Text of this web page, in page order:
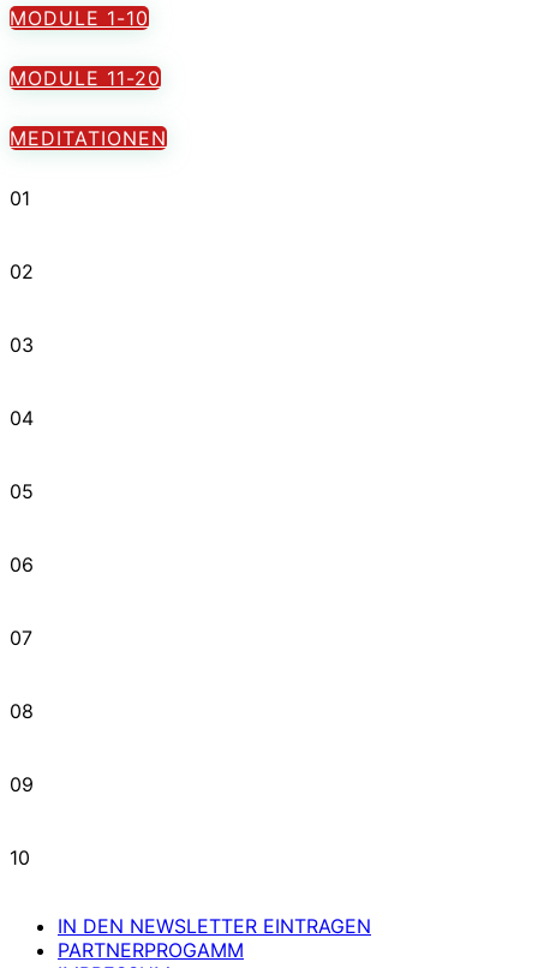
MODULE 1-10
MODULE 11-20
MEDITATIONEN
01
02
03
04
05
06
07
08
09
10
IN DEN NEWSLETTER EINTRAGEN
PARTNERPROGAMM